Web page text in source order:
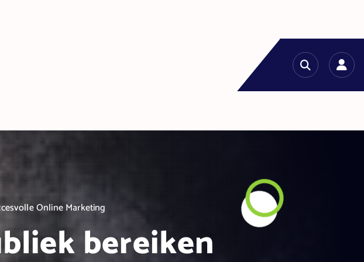
Online Marketing
bereiken